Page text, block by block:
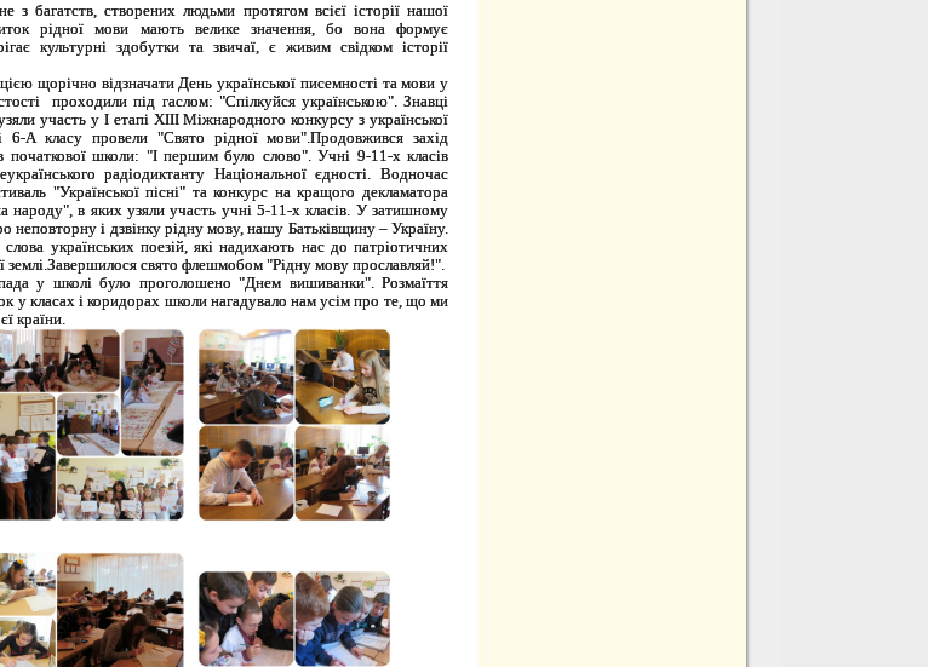
з багатств, створених людьми протягом всієї історії нашої
рідної мови мають велике значення, бо вона формує
культурні здобутки та звичаї, є живим свідком історії
відзначати День української писемності та мови у
проходили під гаслом: "Спілкуйся українською". Знавці
участь у І етапі ХІІІ Міжнародного конкурсу з української
6-А класу провели "Свято рідної мови".Продовжився захід
початкової школи: "І першим було слово". Учні 9-11-х класів
радіодиктанту Національної єдності. Водночас
"Української пісні" та конкурс на кращого декламатора
в яких узяли участь учні 5-11-х класів. У затишному
неповторну і дзвінку рідну мову, нашу Батьківщину – Україну.
українських поезій, які надихають нас до патріотичних
землі.Завершилося свято флешмобом "Рідну мову прославляй!".
у школі було проголошено "Днем вишиванки". Розмаїття
у класах і коридорах школи нагадувало нам усім про те, що ми
країни.